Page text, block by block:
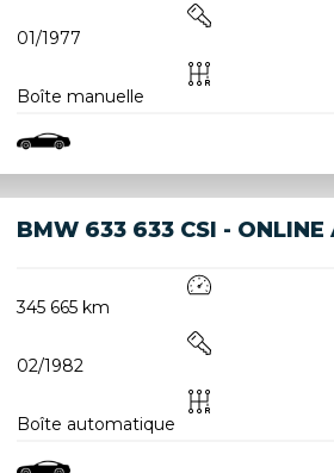
01/1977
Boîte manuelle
BMW 633 633 CSI - ONLINE
345 665 km
02/1982
Boîte automatique